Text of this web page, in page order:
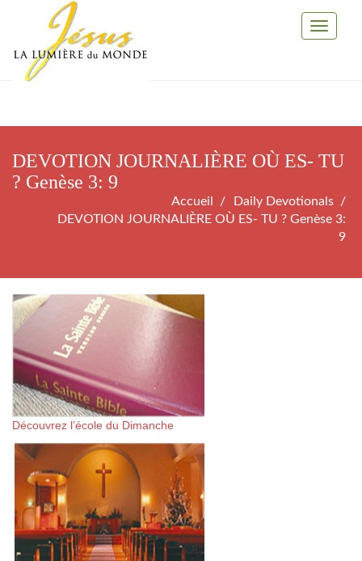
Toggle
DEVOTION JOURNALIÈRE OÙ ES- TU
? Genèse 3: 9
Accueil
Daily Devotionals
DEVOTION JOURNALIÈRE OÙ ES- TU ? Genèse 3:
9
Découvrez l’école du Dimanche